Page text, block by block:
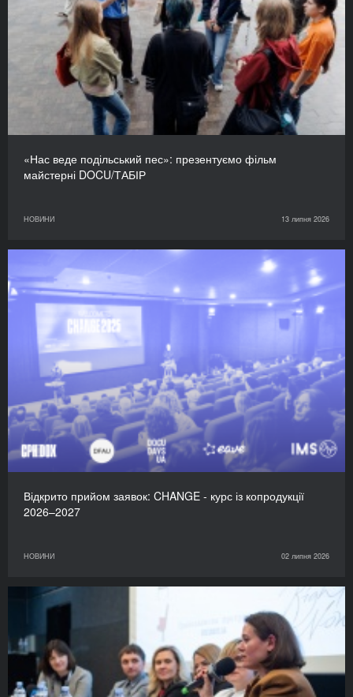
«Нас веде подільський пес»: презентуємо фільм
майстерні DOCU/ТАБІР
НОВИНИ 13 липня 2026
Відкрито прийом заявок: CHANGE - курс із копродукції
2026–2027
НОВИНИ 02 липня 2026